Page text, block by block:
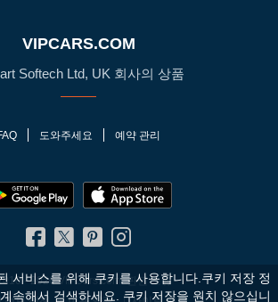
VIPCARS.COM
Softech Ltd, UK 회사의 상품
도와주세요 예약 관리
- 2026 VIPCars.com. 판권 소유
서비스를 위해 쿠키를 사용합니다.쿠키 저장 정
계속해서 검색하세요. 쿠키 저장을 원치 않으십니